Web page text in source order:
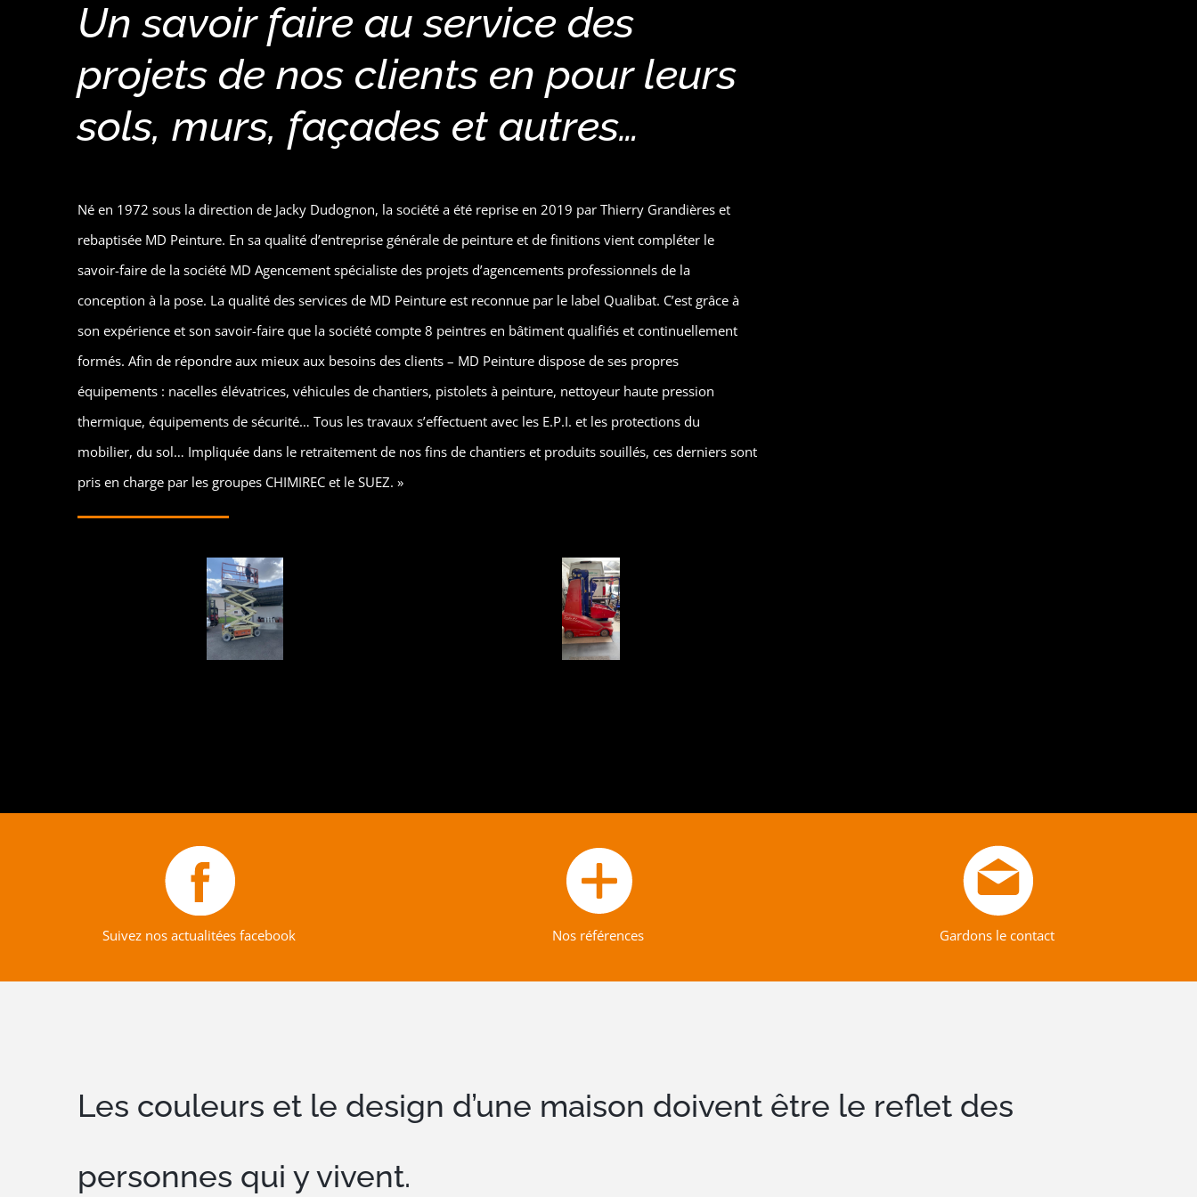
Un savoir faire au service des
projets de nos clients en pour leurs
sols, murs, façades et autres…
Né en 1972 sous la direction de Jacky Dudognon, la société a été reprise en 2019 par Thierry Grandières et
rebaptisée MD Peinture. En sa qualité d’entreprise générale de peinture et de finitions vient compléter le
savoir-faire de la société MD Agencement spécialiste des projets d’agencements professionnels de la
conception à la pose. La qualité des services de MD Peinture est reconnue par le label Qualibat. C’est grâce à
son expérience et son savoir-faire que la société compte 8 peintres en bâtiment qualifiés et continuellement
formés. Afin de répondre aux mieux aux besoins des clients – MD Peinture dispose de ses propres
équipements : nacelles élévatrices, véhicules de chantiers, pistolets à peinture, nettoyeur haute pression
thermique, équipements de sécurité… Tous les travaux s’effectuent avec les E.P.I. et les protections du
mobilier, du sol… Impliquée dans le retraitement de nos fins de chantiers et produits souillés, ces derniers sont
pris en charge par les groupes CHIMIREC et le SUEZ. »
Suivez nos actualitées facebook Nos références Gardons le contact
Les couleurs et le design d’une maison doivent être le reflet des
personnes qui y vivent.